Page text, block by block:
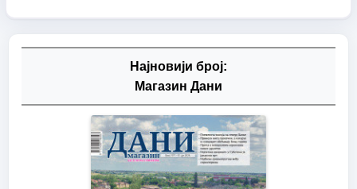
Најновији број:
Магазин Дани